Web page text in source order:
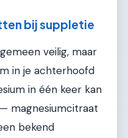
bij suppletie
veilig, maar
in je achterhoofd
in één keer kan
magnesiumcitraat
bekend